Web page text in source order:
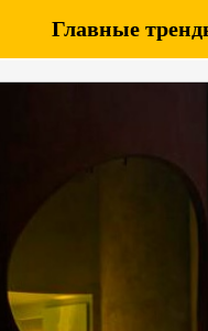
Главные